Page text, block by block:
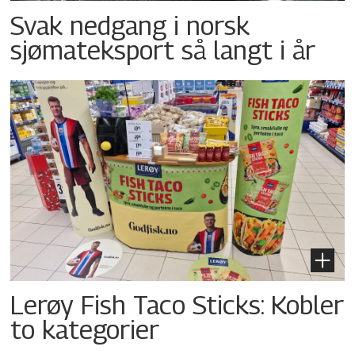
Svak nedgang i norsk
sjømateksport så langt i år
Lerøy Fish Taco Sticks: Kobler
to kategorier